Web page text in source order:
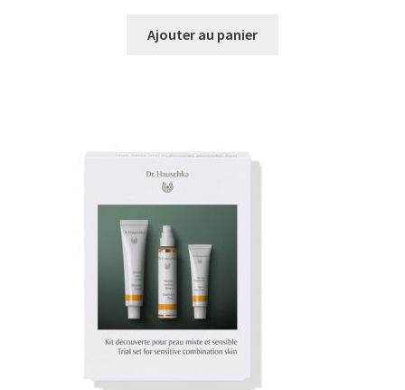
Ajouter au panier